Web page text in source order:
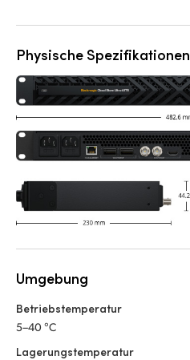
Physische Spezifikationen
Umgebung
Betriebstemperatur
5–40 °C
Lagerungstemperatur